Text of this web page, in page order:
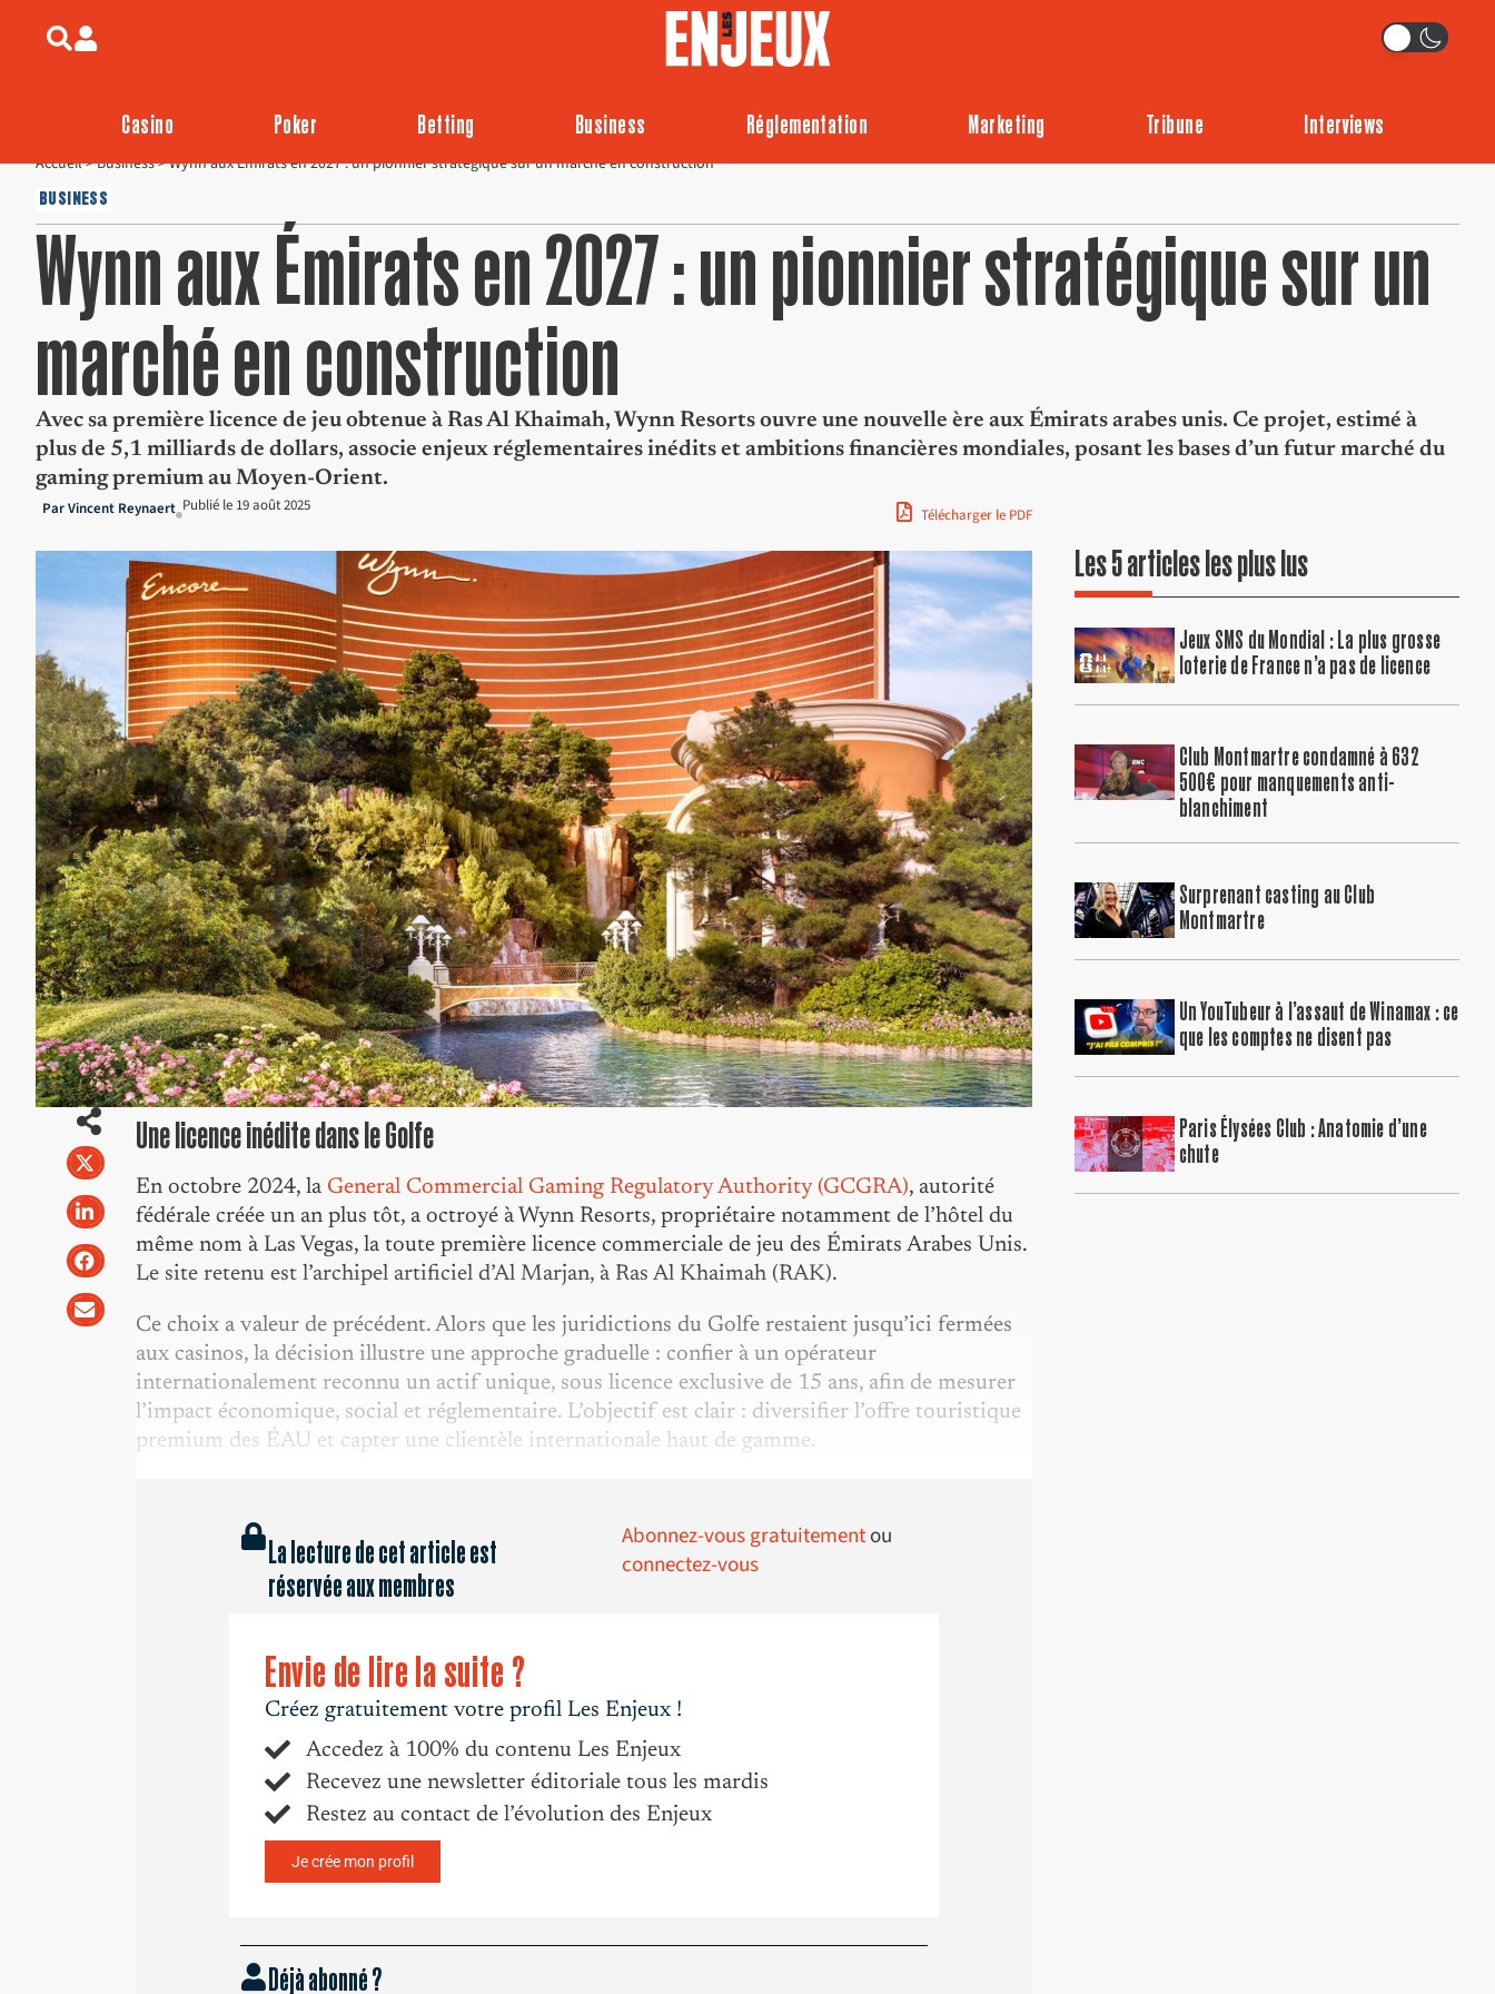
Casino Poker Betting Business Réglementation Marketing Tribune Interviews
Accueil>Business>Wynn aux Émirats en 2027 : un pionnier stratégique sur un marché en construction
BUSINESS
Wynn aux Émirats en 2027 : un pionnier stratégique sur un
marché en construction
Avec sa première licence de jeu obtenue à Ras Al Khaimah, Wynn Resorts ouvre une nouvelle ère aux Émirats arabes unis. Ce projet, estimé à
plus de 5,1 milliards de dollars, associe enjeux réglementaires inédits et ambitions financières mondiales, posant les bases d’un futur marché du
gaming premium au Moyen-Orient.
ParVincent Reynaert Publié le 19 août 2025 Télécharger le PDF
Une licence inédite dans le Golfe
En octobre 2024, la General Commercial Gaming Regulatory Authority (GCGRA), autorité
fédérale créée un an plus tôt, a octroyé à Wynn Resorts, propriétaire notamment de l’hôtel du
même nom à Las Vegas, la toute première licence commerciale de jeu des Émirats Arabes Unis.
Le site retenu est l’archipel artificiel d’Al Marjan, à Ras Al Khaimah (RAK).
Ce choix a valeur de précédent. Alors que les juridictions du Golfe restaient jusqu’ici fermées
aux casinos, la décision illustre une approche graduelle : confier à un opérateur
internationalement reconnu un actif unique, sous licence exclusive de 15 ans, afin de mesurer
l’impact économique, social et réglementaire. L’objectif est clair : diversifier l’offre touristique
premium des ÉAU et capter une clientèle internationale haut de gamme.
La lecture de cet article est
réservée aux membres
Abonnez-vous gratuitementou
connectez-vous
Envie de lire la suite ?
Créez gratuitement votre profil Les Enjeux !
Accedez à 100% du contenu Les Enjeux
Recevez une newsletter éditoriale tous les mardis
Restez au contact de l’évolution des Enjeux
Je crée mon profil
Déjà abonné ?
Les 5 articles les plus lus
Jeux SMS du Mondial : La plus grosse
loterie de France n’a pas de licence
Club Montmartre condamné à 632
500€ pour manquements anti-
blanchiment
Surprenant casting au Club
Montmartre
Un YouTubeur à l’assaut de Winamax : ce
que les comptes ne disent pas
Paris Élysées Club : Anatomie d’une
chute